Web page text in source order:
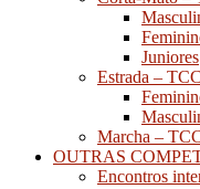
Juniores
Estrada –
Marcha –
OUTRAS
Encontros